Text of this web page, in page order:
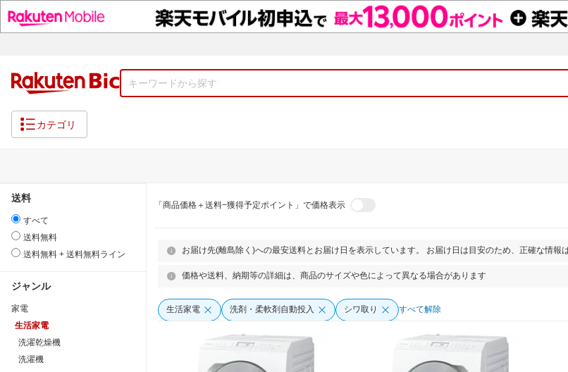
カテゴリ
送料
すべて
送料無料
送料無料 + 送料無料ライン
ジャンル
家電
生活家電
洗濯乾燥機
洗濯機
「商品価格＋送料−獲得予定ポイント」で価格表示
お届け先(離島除く)への最安送料とお届け日を表示しています。 お届け日は目安のため、正確な情報
価格や送料、納期等の詳細は、商品のサイズや色によって異なる場合があります
生活家電 洗剤・柔軟剤自動投入 シワ取り すべて解除